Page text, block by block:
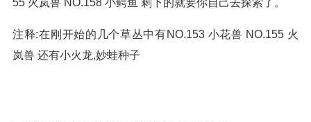
55 火岚兽 NO.158 小鳄鱼 剩下的就要你自己去探索了。
注释:在刚开始的几个草丛中有NO.153 小花兽 NO.155 火
岚兽 还有小火龙,妙蛙种子